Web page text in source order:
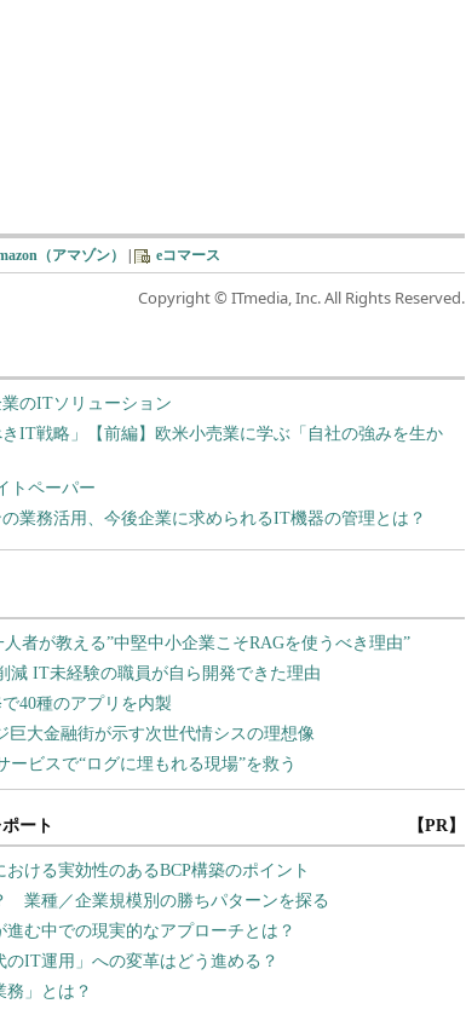
（アマゾン） eコマース
Copyright © ITmedia, Inc. All Rights Reserved.
のITソリューション
IT戦略」【前編】欧米小売業に学ぶ「自社の強みを生か
トペーパー
業務活用、今後企業に求められるIT機器の管理とは？
ート 【PR】
ける実効性のあるBCP構築のポイント
業種／企業規模別の勝ちパターンを探る
む中での現実的なアプローチとは？
IT運用」への変革はどう進める？
務」とは？